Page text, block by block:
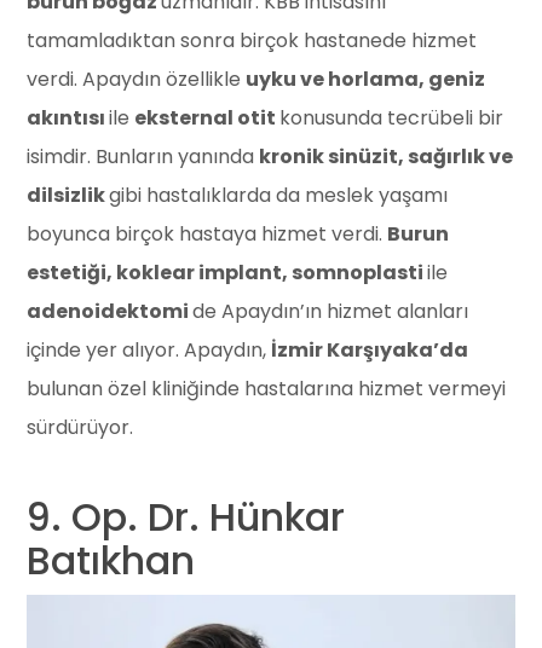
tamamladıktan sonra birçok hastanede hizmet
verdi. Apaydın özellikle uyku ve horlama, geniz
akıntısıile eksternal otit konusunda tecrübeli bir
isimdir. Bunların yanında kronik sinüzit, sağırlık ve
dilsizlikgibi hastalıklarda da meslek yaşamı
boyunca birçok hastaya hizmet verdi. Burun
estetiği, koklear implant, somnoplastiile
adenoidektomide Apaydın’ın hizmet alanları
içinde yer alıyor. Apaydın, İzmir Karşıyaka’da
bulunan özel kliniğinde hastalarına hizmet vermeyi
sürdürüyor.
9. Op. Dr. Hünkar
Batıkhan